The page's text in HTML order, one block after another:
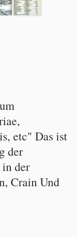
etc" Das ist
der
der
Crain Und